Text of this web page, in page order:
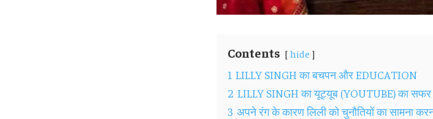
Contents hide
1 LILLY SINGH का बचपन और EDUCATION
2 LILLY SINGH का यूट्यूब (YOUTUBE) का सफर
3 अपने रंग के कारण लिली को चुनौतियों का सामना